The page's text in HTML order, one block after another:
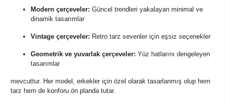
Modern çerçeveler: Güncel trendleri yakalayan minimal ve
dinamik tasarımlar
Vintage çerçeveler: Retro tarz sevenler için eşsiz seçenekler
Geometrik ve yuvarlak çerçeveler: Yüz hatlarını dengeleyen
tasarımlar
mevcuttur. Her model, erkekler için özel olarak tasarlanmış olup hem
tarz hem de konforu ön planda tutar.